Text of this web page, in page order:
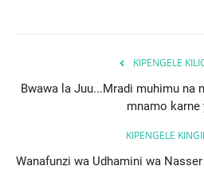
KIPENGELE
Bwawa la Juu...Mradi muhimu na
mnamo karne
KIPENGELE
Wanafunzi wa Udhamini wa